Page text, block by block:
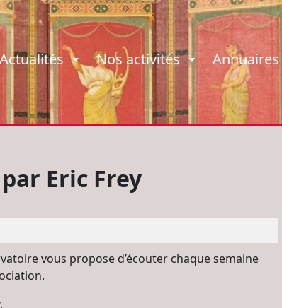
Actualités Nos activités Annuaires
Eric Frey
vous propose d’écouter chaque semaine